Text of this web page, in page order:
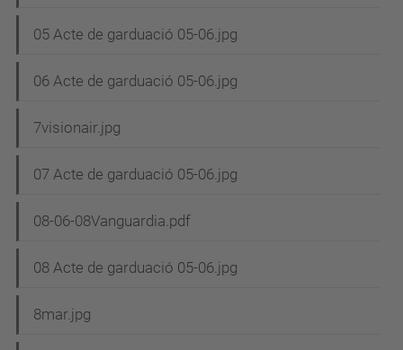
05 Acte de garduació 05-06.jpg
06 Acte de garduació 05-06.jpg
7visionair.jpg
07 Acte de garduació 05-06.jpg
08-06-08Vanguardia.pdf
08 Acte de garduació 05-06.jpg
8mar.jpg